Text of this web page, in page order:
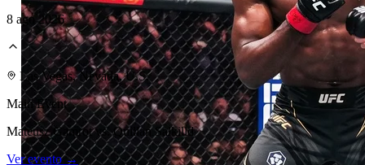
Laboratorio Técnico
8 ago 2026
Las Vegas, Nevada, U.S.
Main Event
Mateusz Gamrot vs. Quillan Salkilld
Ver evento →